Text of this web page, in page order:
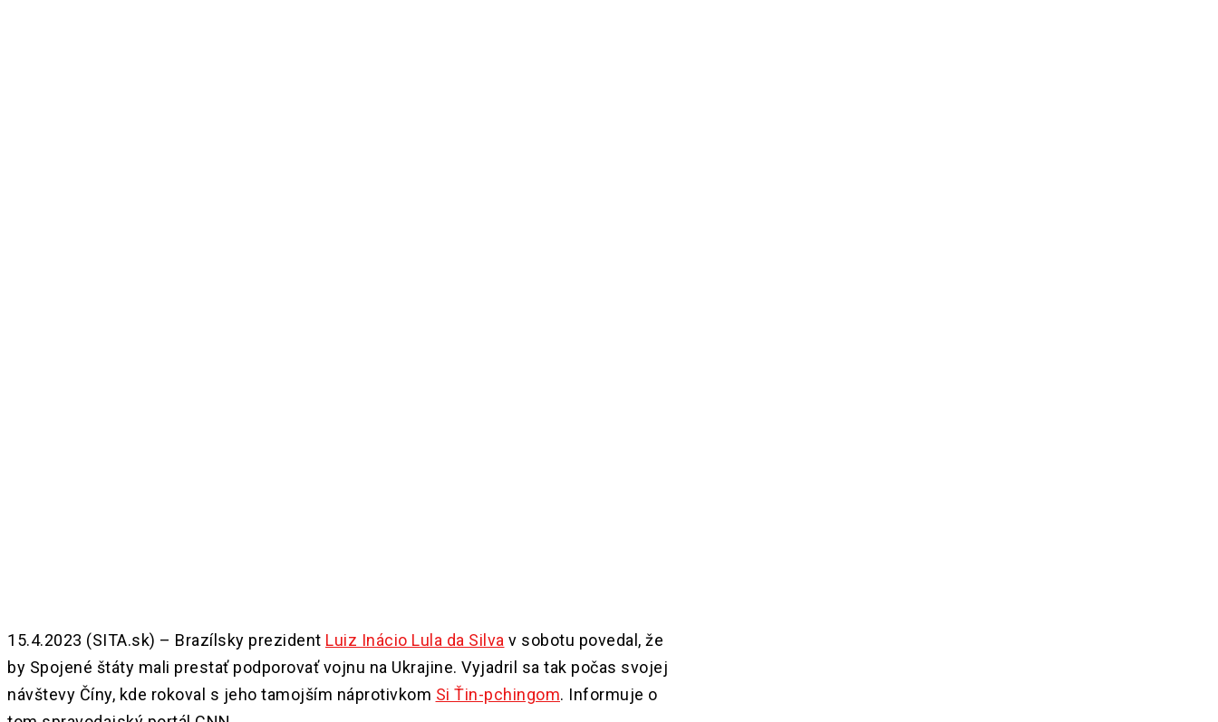
15.4.2023 (SITA.sk) – Brazílsky prezident Luiz Inácio Lula da Silva v sobotu povedal, že
by Spojené štáty mali prestať podporovať vojnu na Ukrajine. Vyjadril sa tak počas svojej
návštevy Číny, kde rokoval s jeho tamojším náprotivkom Si Ťin-pchingom. Informuje o